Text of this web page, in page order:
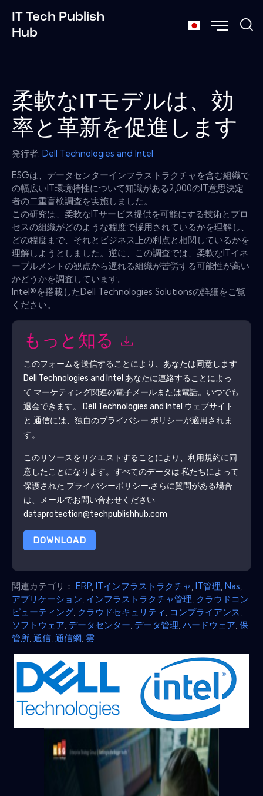
IT Tech Publish
Hub
柔軟なITモデルは、効
率と革新を促進します
発行者: Dell Technologies and Intel
ESGは、データセンターインフラストラクチャを含む組織で
の幅広いIT環境特性について知識がある2,000のIT意思決定
者の二重盲検調査を実施しました。
この研究は、柔軟なITサービス提供を可能にする技術とプロ
セスの組織がどのような程度で採用されているかを理解し、
どの程度まで、それとビジネス上の利点と相関しているかを
理解しようとしました。逆に、この調査では、柔軟なITイネ
ーブルメントの観点から遅れる組織が苦労する可能性が高い
かどうかを調査しています。
Intel®を搭載したDell Technologies Solutionsの詳細をご覧
ください。
もっと知る
このフォームを送信することにより、あなたは同意します
Dell Technologies and Intel あなたに連絡することによっ
て マーケティング関連の電子メールまたは電話。いつでも
退会できます。
Dell Technologies and Intel ウェブサイト
と 通信には、独自のプライバシー ポリシーが適用されま
す。
このリソースをリクエストすることにより、利用規約に同
意したことになります。すべてのデータは 私たちによって
保護された プライバシーポリシー.さらに質問がある場合
は、メールでお問い合わせください
dataprotection@techpublishhub.com
DOWNLOAD
関連カテゴリ： ERP ITインフラストラクチャ IT管​​理 Nas
アプリケーション インフラストラクチャ管理 クラウドコン
ピューティング クラウドセキュリティ コンプライアンス
ソフトウェア データセンター データ管理 ハードウェア 保
管所 通信 通信網 雲